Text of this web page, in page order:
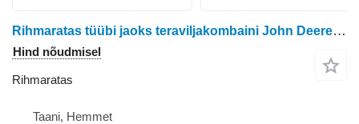
Rihmaratas tüübi jaoks teraviljakombaini John Deere 9780i
Hind nõudmisel
Rihmaratas
Taani, Hemmet